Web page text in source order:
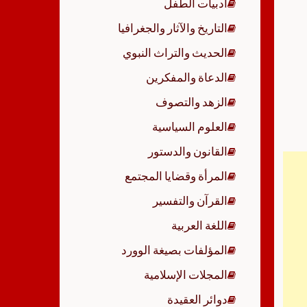
أدبيات الطفل
التاريخ والآثار والجغرافيا
الحديث والتراث النبوي
الدعاة والمفكرين
الزهد والتصوف
العلوم السياسية
القانون والدستور
المرأة وقضايا المجتمع
القرآن والتفسير
اللغة العربية
المؤلفات بصيغة الوورد
المجلات الإسلامية
دوائر العقيدة